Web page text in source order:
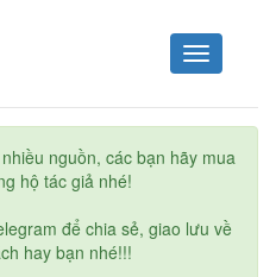
Toggle
navigation
nguồn, các bạn hãy mua
hộ tác giả nhé!
để chia sẻ, giao lưu về
hay bạn nhé!!!